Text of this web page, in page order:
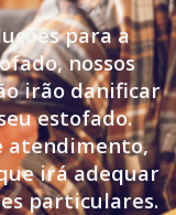
para a
nossos
irão danificar
estofado.
atendimento,
irá adequar
particulares.